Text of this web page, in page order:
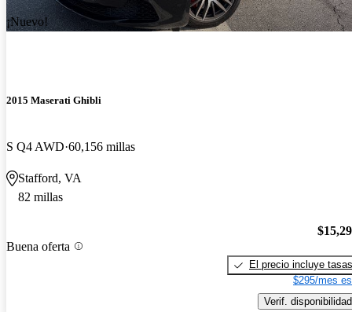
¡Nuevo!
2015 Maserati Ghibli
S Q4 AWD 60,156 millas
Stafford, VA
82 millas
Buena oferta
El precio incluye tasas
$295/mes
Verif. disponibilidad